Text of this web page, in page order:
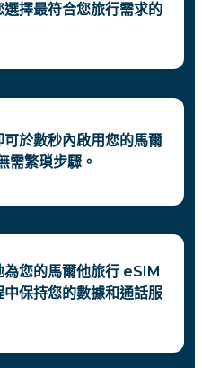
選擇最符合您旅行需求的
於數秒內啟用您的馬爾
繁瑣步驟。
您的馬爾他旅行 eSIM
保持您的數據和通話服